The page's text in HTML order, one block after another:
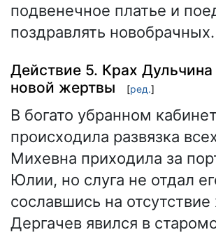
подвенечное платье и
поздравлять новобрачных.
Действие 5. Крах
новой жертвы
[ред.]
В богато убранном
происходила развязка
Михевна приходила за
Юлии, но слуга не отдал
сославшись на отсутствие
Дергачев явился в